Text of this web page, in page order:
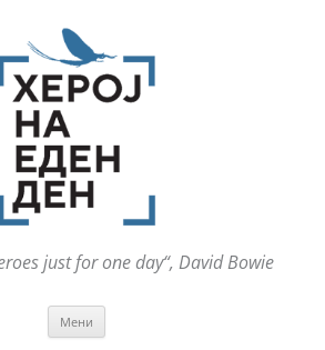
just for one day“, David Bowie
Мени